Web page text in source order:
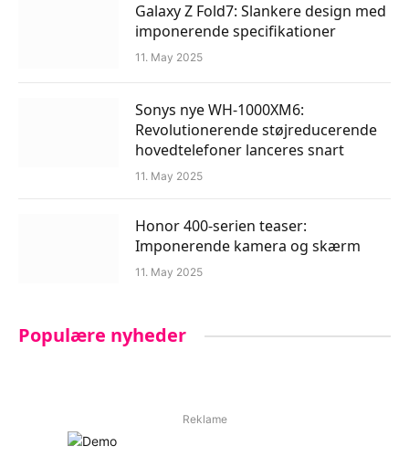
Galaxy Z Fold7: Slankere design med
imponerende specifikationer
11. May 2025
Sonys nye WH-1000XM6:
Revolutionerende støjreducerende
hovedtelefoner lanceres snart
11. May 2025
Honor 400-serien teaser:
Imponerende kamera og skærm
11. May 2025
Populære nyheder
Reklame